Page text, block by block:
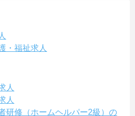
・福祉求人
人
人
研修（ホームヘルパー2級）の